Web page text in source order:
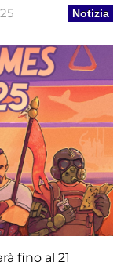
Notizia
fino al 21